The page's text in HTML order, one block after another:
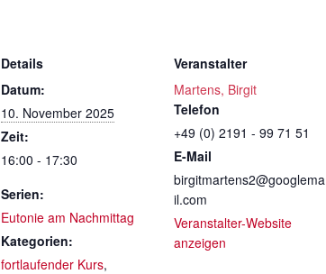
Details
Datum:
10. November 2025
Zeit:
16:00 - 17:30
Serien:
Eutonie am Nachmittag
Kategorien:
fortlaufender Kurs,
Veranstalter
Martens, Birgit
Telefon
+49 (0) 2191 - 99 71 51
E-Mail
birgitmartens2@googlema
il.com
Veranstalter-Website
anzeigen